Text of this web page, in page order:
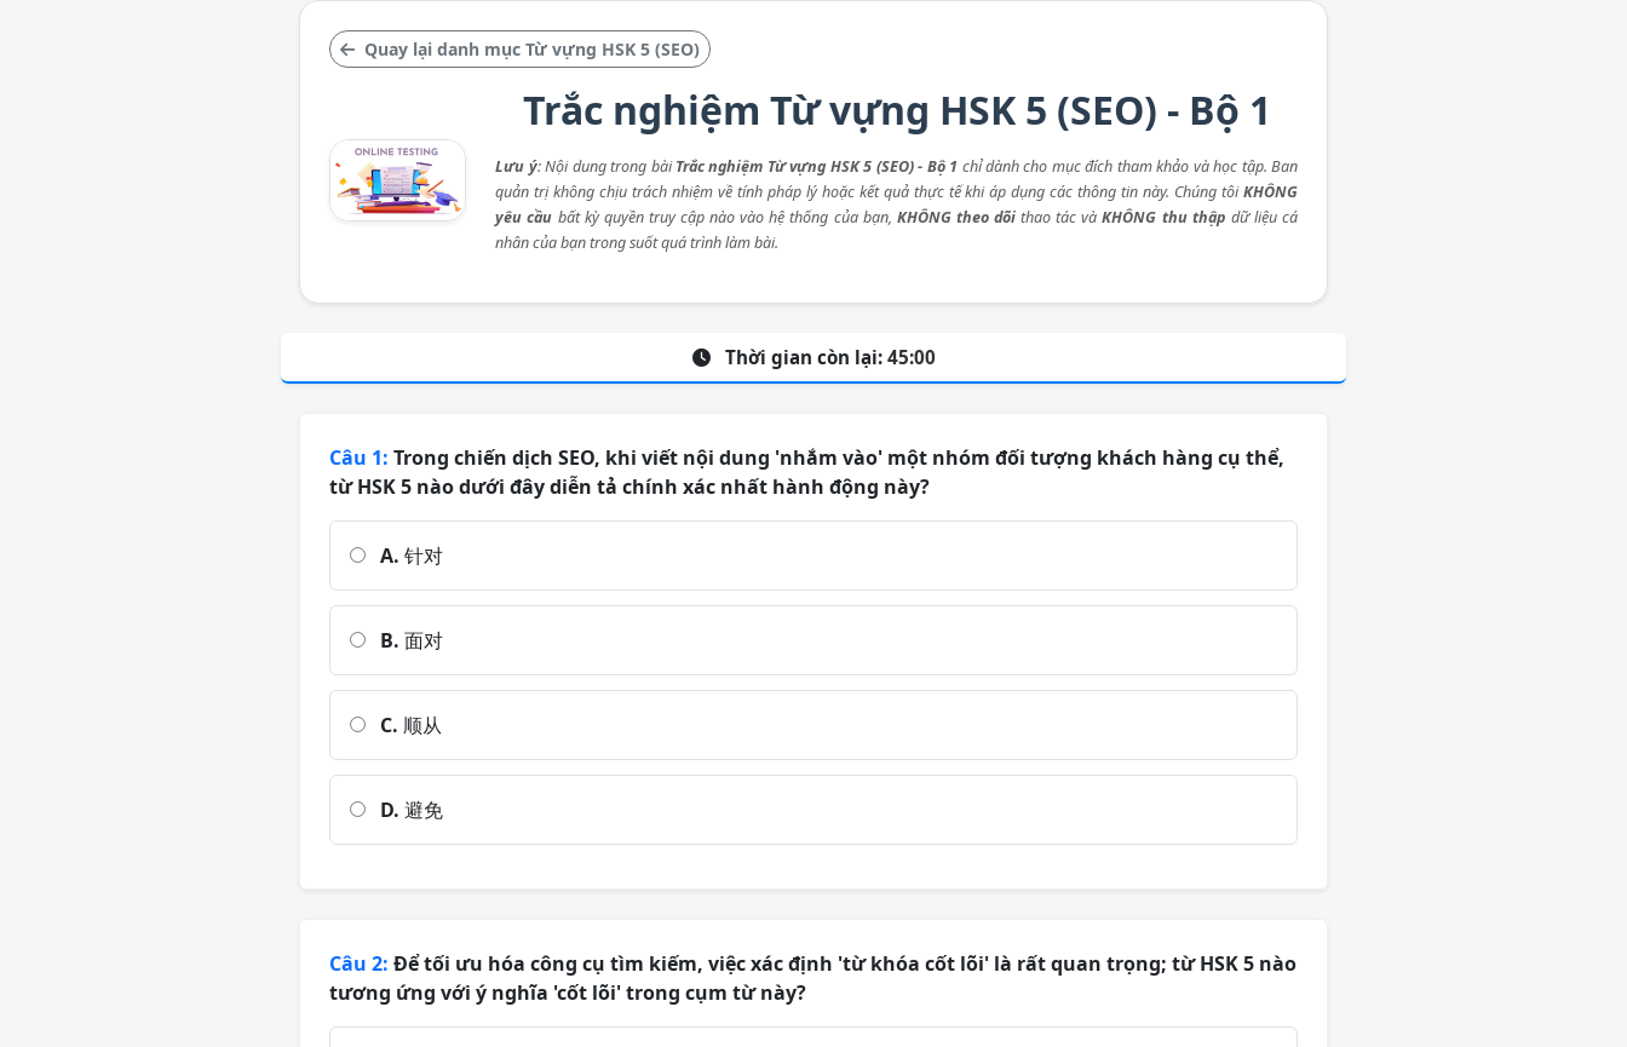
Quay lại danh mục Từ vựng HSK 5 (SEO)
Trắc nghiệm Từ vựng HSK 5 (SEO) - Bộ 1
Lưu ý: Nội dung trong bàiTrắc nghiệm Từ vựng HSK 5 (SEO) - Bộ 1 chỉ dành cho mục đích tham khảo và học tập. Ban
quản trị không chịu trách nhiệm về tính pháp lý hoặc kết quả thực tế khi áp dụng các thông tin này. Chúng tôiKHÔNG
yêu cầu bất kỳ quyền truy cập nào vào hệ thống của bạn, KHÔNG theo dõi thao tác vàKHÔNG thu thập dữ liệu cá
nhân của bạn trong suốt quá trình làm bài.
Thời gian còn lại: 45:00
Câu 1: Trong chiến dịch SEO, khi viết nội dung 'nhắm vào' một nhóm đối tượng khách hàng cụ thể,
từ HSK 5 nào dưới đây diễn tả chính xác nhất hành động này?
A. 针对
B. 面对
C. 顺从
D. 避免
Câu 2: Để tối ưu hóa công cụ tìm kiếm, việc xác định 'từ khóa cốt lõi' là rất quan trọng; từ HSK 5 nào
tương ứng với ý nghĩa 'cốt lõi' trong cụm từ này?